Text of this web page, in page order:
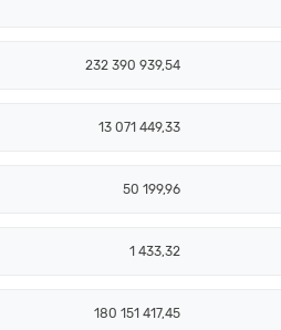
232 390 939,54
13 071 449,33
50 199,96
1 433,32
180 151 417,45